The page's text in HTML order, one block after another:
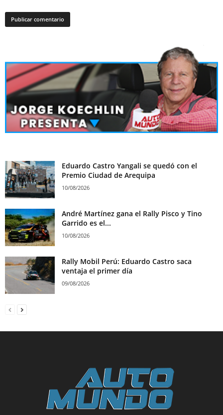
Eduardo Castro Yangali se quedó con el
Premio Ciudad de Arequipa
10/08/2026
André Martínez gana el Rally Pisco y Tino
Garrido es el...
10/08/2026
Rally Mobil Perú: Eduardo Castro saca
ventaja el primer día
09/08/2026